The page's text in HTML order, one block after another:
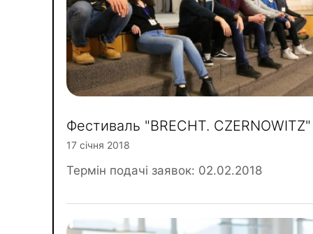
Фестиваль "BRECHT. CZERNOWITZ"
17 січня 2018
Термін подачі заявок: 02.02.2018